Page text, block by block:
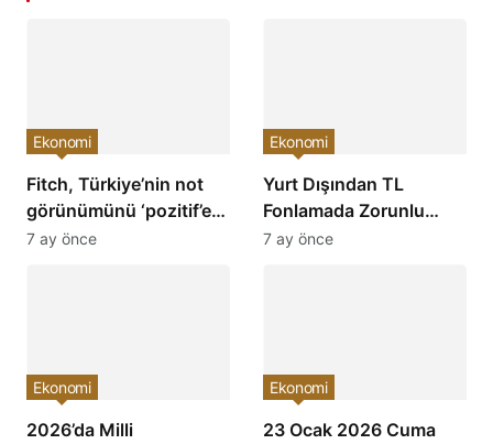
Fitch, Türkiye’nin not
görünümünü ‘pozitif’e
çevirdi ve yatırımcıların
Ekonomi
7 ay önce
Yurt Dışından TL
Fonlamada Zorunlu
Karşılık Oranları
Ekonomi
7 ay önce
2026’da Milli
Ekonomi
23 Ocak 2026 Cuma
Ekonomi